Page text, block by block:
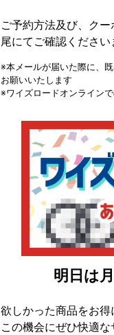
ご予約方法及び、ク
尾にてご確認ください
※本メールが届いた際に、
お願いいたします
※ワイズロードオンライン
明日は
欲しかった商品をお得
この機会にぜひ快適